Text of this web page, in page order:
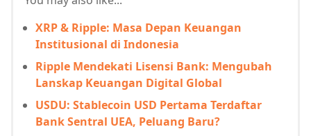
XRP & Ripple: Masa Depan Keuangan
Institusional di Indonesia
Ripple Mendekati Lisensi Bank: Mengubah
Lanskap Keuangan Digital Global
USDU: Stablecoin USD Pertama Terdaftar
Bank Sentral UEA, Peluang Baru?